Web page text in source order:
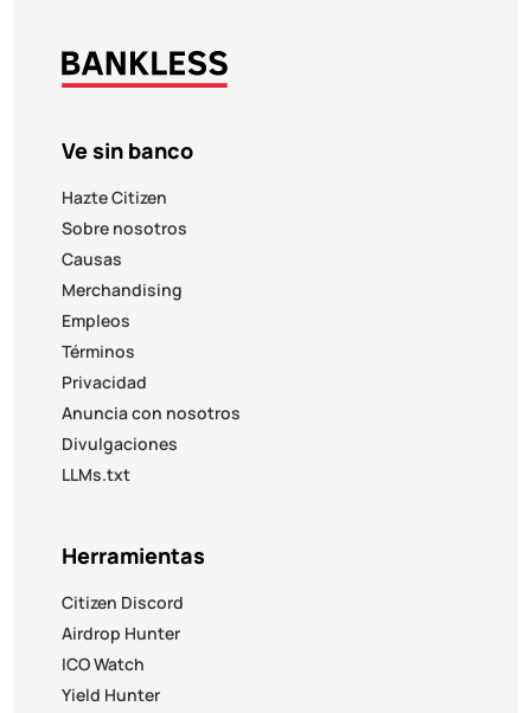
Ve sin banco
Hazte Citizen
Sobre nosotros
Causas
Merchandising
Empleos
Términos
Privacidad
Anuncia con nosotros
Divulgaciones
LLMs.txt
Herramientas
Citizen Discord
Airdrop Hunter
ICO Watch
Yield Hunter